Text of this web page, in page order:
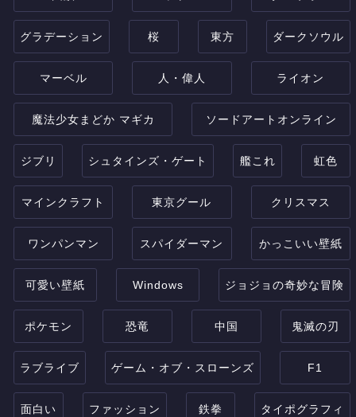
グラデーション 桜 東方 ダークソウル
マーベル 人・偉人 ライオン
魔法少女まどか マギカ ソードアートオンライン
ジブリ シュタインズ・ゲート 艦これ 虹色
マインクラフト 東京グール クリスマス
ワンパンマン スパイダーマン かっこいい壁紙
可愛い壁紙 Windows ジョジョの奇妙な冒険
ポケモン 恐竜 中国 鬼滅の刃
ラブライブ ゲーム・オブ・スローンズ F1
面白い ファッション 鉄拳 タイポグラフィ